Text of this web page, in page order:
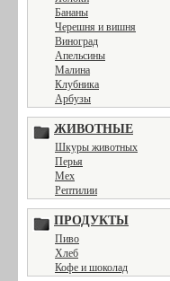
Бананы
Черешня и вишня
Виноград
Апельсины
Малина
Клубника
Арбузы
ЖИВОТНЫЕ
Шкуры животных
Перья
Мех
Рептилии
ПРОДУКТЫ
Пиво
Хлеб
Кофе и шоколад